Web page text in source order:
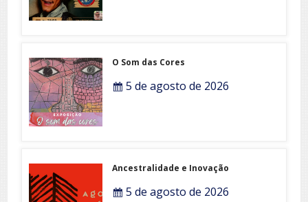
O Som das Cores
5 de agosto de 2026
Ancestralidade e Inovação
5 de agosto de 2026